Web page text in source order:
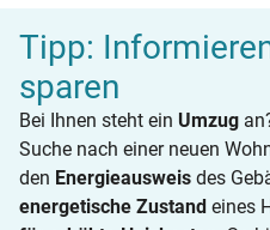
Tipp:
sparen
Bei Ihnen steht ein Umzug
Suche nach einer neuen
den Energieausweis des
energetische Zustand eines